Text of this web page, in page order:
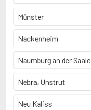
Münster
Nackenheim
Naumburg an der Saale
Nebra, Unstrut
Neu Kaliss